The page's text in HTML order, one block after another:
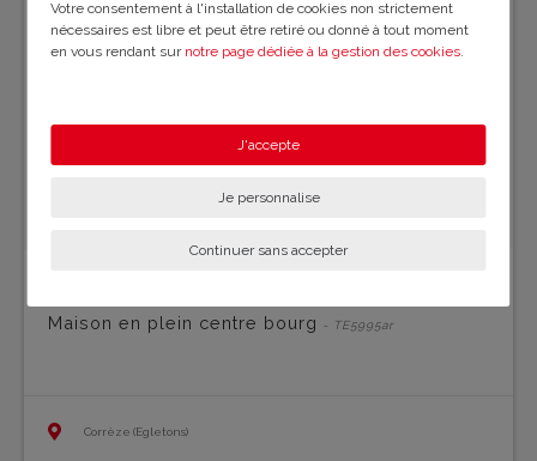
Maison en plein centre bourg - TE5995ar
Corrèze (Egletons)
Votre consentement à l'installation de cookies non strictement
nécessaires est libre et peut être retiré ou donné à tout moment
en vous rendant sur notre page dédiée à la gestion des cookies.
J'accepte
Je personnalise
Continuer sans accepter